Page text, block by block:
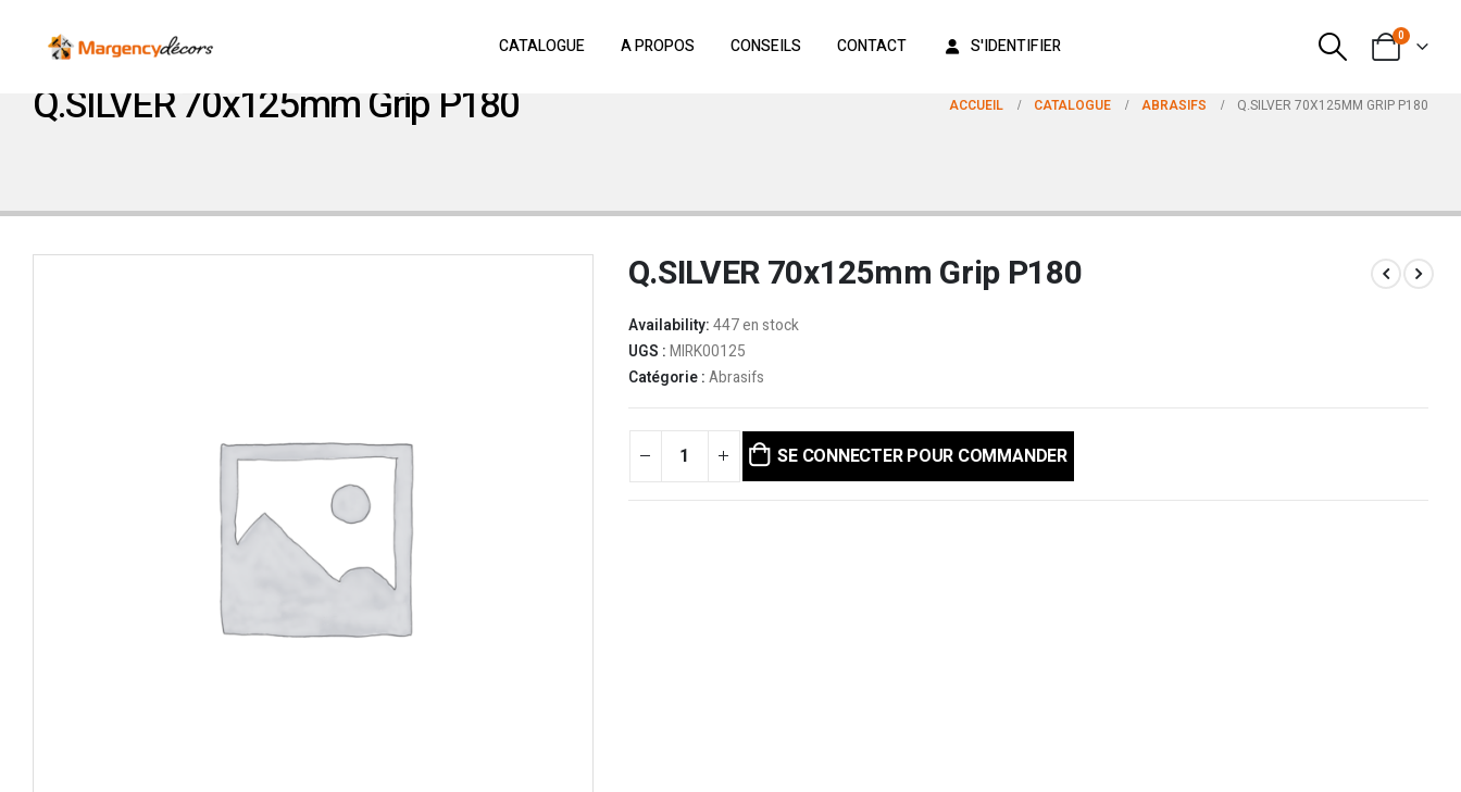
CATALOGUE A PROPOS CONSEILS CONTACT S'IDENTIFIER 0
Q.SILVER 70x125mm Grip P180 ACCUEIL CATALOGUE ABRASIFS Q.SILVER 70X125MM GRIP P180
Q.SILVER 70x125mm Grip P180
Availability: 447 en stock
UGS : MIRK00125
Catégorie : Abrasifs
SE CONNECTER POUR COMMANDER